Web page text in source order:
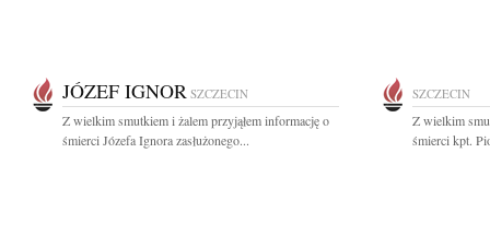
JÓZEF IGNOR SZCZECIN
Z wielkim smutkiem i żalem przyjąłem informację o
śmierci Józefa Ignora zasłużonego...
SZCZECIN
Z wielkim
śmierci kpt.